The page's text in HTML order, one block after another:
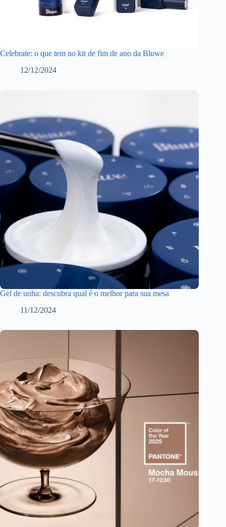
Celebrate: o que tem no kit de fim de ano da Bluwe
12/12/2024
Gel de unha: descubra qual é o melhor para sua mesa
11/12/2024